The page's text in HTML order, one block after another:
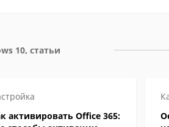
10, статьи
активировать Office 365: